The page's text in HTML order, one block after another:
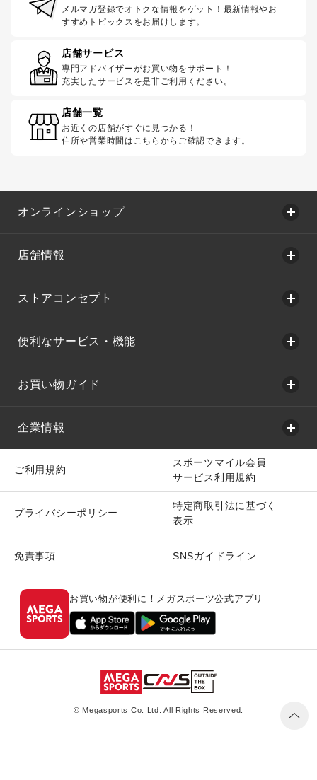
メルマガ登録でオトクな情報をゲット！最新情報やお
すすめトピックスをお届けします。
店舗サービス
専門アドバイザーがお買い物をサポート！
充実したサービスを是非ご利用ください。
店舗一覧
お近くの店舗がすぐに見つかる！
住所や営業時間はこちらからご確認できます。
オンラインショップ
店舗情報
ストアコンセプト
便利なサービス・機能
お買い物ガイド
企業情報
ご利用規約
スポーツマイル会員
サービス利用規約
プライバシーポリシー
特定商取引法に基づく
表示
免責事項 SNSガイドライン
お買い物が便利に！メガスポーツ公式アプリ
© Megasports Co. Ltd. All Rights Reserved.